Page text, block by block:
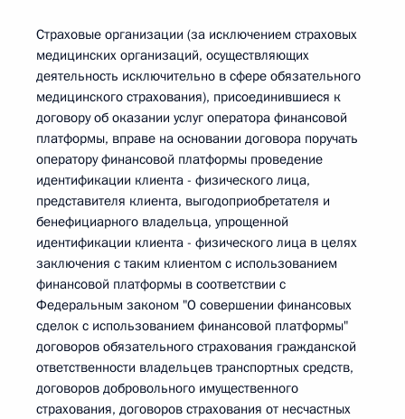
Страховые организации (за исключением страховых
медицинских организаций, осуществляющих
деятельность исключительно в сфере обязательного
медицинского страхования), присоединившиеся к
договору об оказании услуг оператора финансовой
платформы, вправе на основании договора поручать
оператору финансовой платформы проведение
идентификации клиента - физического лица,
представителя клиента, выгодоприобретателя и
бенефициарного владельца, упрощенной
идентификации клиента - физического лица в целях
заключения с таким клиентом с использованием
финансовой платформы в соответствии с
Федеральным законом "О совершении финансовых
сделок с использованием финансовой платформы"
договоров обязательного страхования гражданской
ответственности владельцев транспортных средств,
договоров добровольного имущественного
страхования, договоров страхования от несчастных